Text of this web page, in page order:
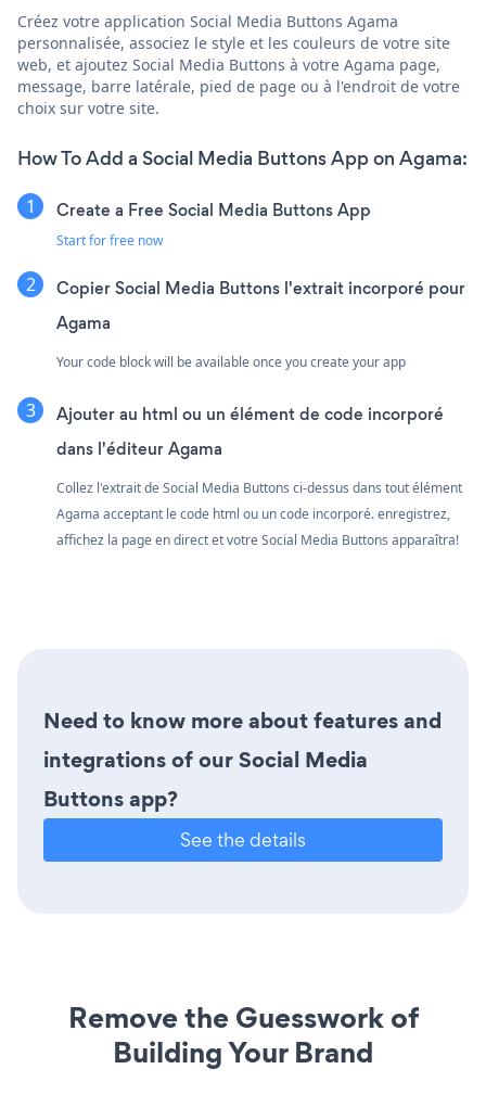
Créez votre application Social Media Buttons Agama
personnalisée, associez le style et les couleurs de votre site
web, et ajoutez Social Media Buttons à votre Agama page,
message, barre latérale, pied de page ou à l'endroit de votre
choix sur votre site.
How To Add a Social Media Buttons App on Agama:
Create a Free Social Media Buttons App
Start for free now
Copier Social Media Buttons l'extrait incorporé pour
Agama
Your code block will be available once you create your app
Ajouter au html ou un élément de code incorporé
dans l'éditeur Agama
Collez l'extrait de Social Media Buttons ci-dessus dans tout élément
Agama acceptant le code html ou un code incorporé. enregistrez,
affichez la page en direct et votre Social Media Buttons apparaîtra!
Need to know more about features and
integrations of our Social Media
Buttons app?
See the details
Remove the Guesswork of
Building Your Brand